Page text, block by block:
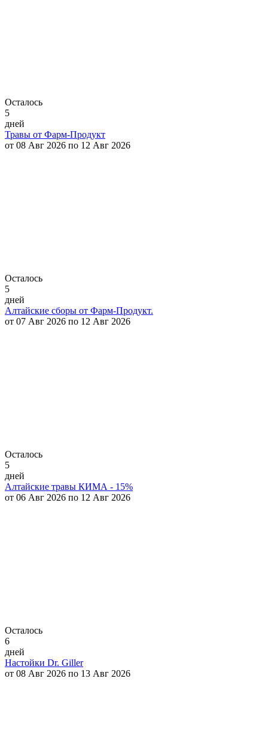
Осталось
5
дней
Травы от Фарм-Продукт
от 08 Авг 2026 по 12 Авг 2026
Осталось
5
дней
Алтайские сборы от Фарм-Продукт.
от 07 Авг 2026 по 12 Авг 2026
Осталось
5
дней
Алтайские травы КИМА - 15%
от 06 Авг 2026 по 12 Авг 2026
Осталось
6
дней
Настойки Dr. Giller
от 08 Авг 2026 по 13 Авг 2026